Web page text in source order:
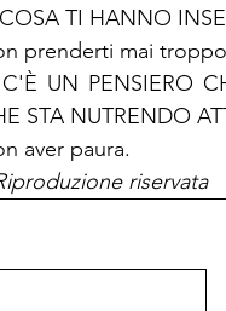
TI HANNO
prenderti mai
UN PENSIERO
STA NUTRENDO
aver paura.
riservata